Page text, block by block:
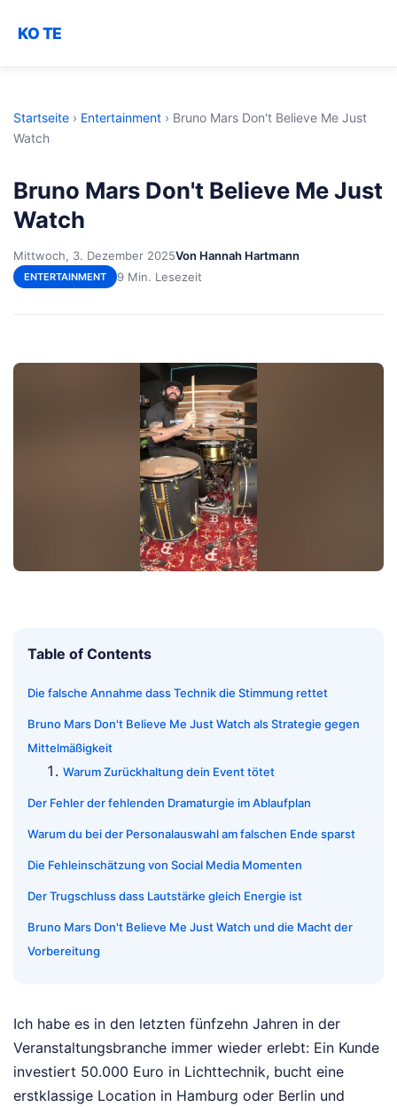
KO TE
Startseite › Entertainment › Bruno Mars Don't Believe Me Just
Watch
Bruno Mars Don't Believe Me Just
Watch
Mittwoch, 3. Dezember 2025Von Hannah Hartmann
ENTERTAINMENT 9 Min. Lesezeit
Table of Contents
Die falsche Annahme dass Technik die Stimmung rettet
Bruno Mars Don't Believe Me Just Watch als Strategie gegen
Mittelmäßigkeit
Warum Zurückhaltung dein Event tötet
Der Fehler der fehlenden Dramaturgie im Ablaufplan
Warum du bei der Personalauswahl am falschen Ende sparst
Die Fehleinschätzung von Social Media Momenten
Der Trugschluss dass Lautstärke gleich Energie ist
Bruno Mars Don't Believe Me Just Watch und die Macht der
Vorbereitung
Ich habe es in den letzten fünfzehn Jahren in der
Veranstaltungsbranche immer wieder erlebt: Ein Kunde
investiert 50.000 Euro in Lichttechnik, bucht eine
erstklassige Location in Hamburg oder Berlin und